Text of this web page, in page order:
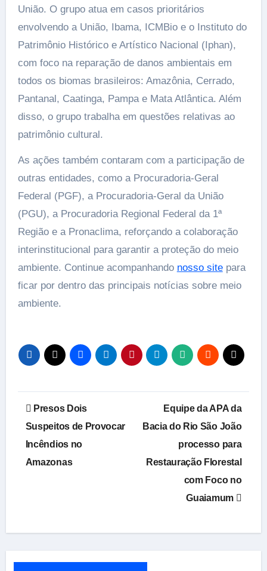
União. O grupo atua em casos prioritários
envolvendo a União, Ibama, ICMBio e o Instituto do
Patrimônio Histórico e Artístico Nacional (Iphan),
com foco na reparação de danos ambientais em
todos os biomas brasileiros: Amazônia, Cerrado,
Pantanal, Caatinga, Pampa e Mata Atlântica. Além
disso, o grupo trabalha em questões relativas ao
patrimônio cultural.
As ações também contaram com a participação de
outras entidades, como a Procuradoria-Geral
Federal (PGF), a Procuradoria-Geral da União
(PGU), a Procuradoria Regional Federal da 1ª
Região e a Pronaclima, reforçando a colaboração
interinstitucional para garantir a proteção do meio
ambiente. Continue acompanhando nosso sitepara
ficar por dentro das principais notícias sobre meio
ambiente.
Navegação
de
Post
Presos Dois
Suspeitos de Provocar
Incêndios no
Amazonas
Equipe da APA da
Bacia do Rio São João
processo para
Restauração Florestal
com Foco no
Guaiamum